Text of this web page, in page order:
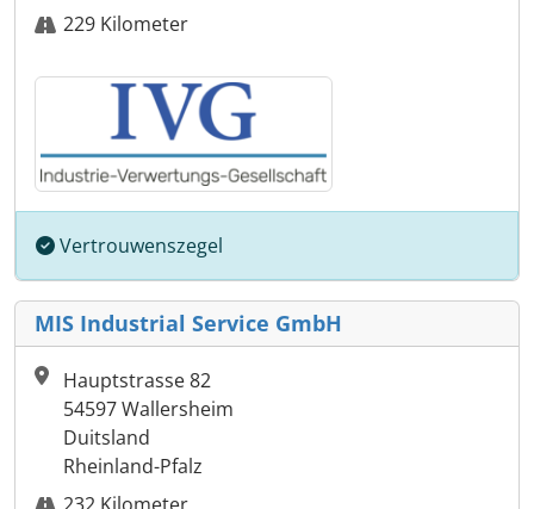
229 Kilometer
Vertrouwenszegel
MIS Industrial Service GmbH
Hauptstrasse 82
54597 Wallersheim
Duitsland
Rheinland-Pfalz